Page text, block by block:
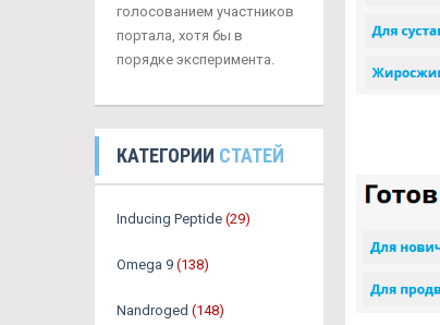
голосованием участников
портала, хотя бы в
порядке эксперимента.
КАТЕГОРИИ СТАТЕЙ
Inducing Peptide (29)
Omega 9 (138)
Nandroged (148)